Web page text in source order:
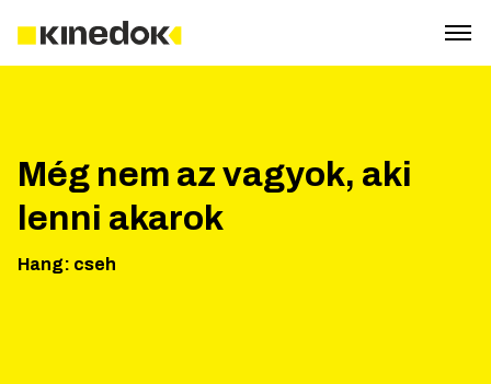
Még nem az vagyok, aki
lenni akarok
Hang: cseh